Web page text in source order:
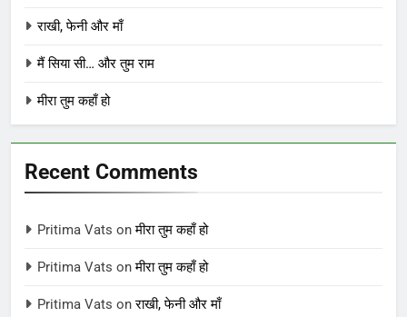
राखी, फेनी और माँ
मैं सिया सी… और तुम राम
मीरा तुम कहाँ हो
Recent Comments
Pritima Vats onमीरा तुम कहाँ हो
Pritima Vats onमीरा तुम कहाँ हो
Pritima Vats onराखी, फेनी और माँ